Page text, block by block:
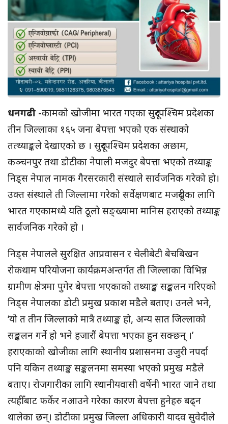
धनगढी -कामको खोजीमा भारत गएका सुदूरपश्चिम प्रदेशका
तीन जिल्लाका १६५ जना बेपत्ता भएको एक संस्थाको
तत्थ्याङ्कले देखाएको छ । सुदूरपश्चिम प्रदेशका अछाम,
कञ्चनपुर तथा डोटीका नेपाली मजदुर बेपत्ता भएको तथ्याङ्क
निड्स नेपाल नामक गैरसरकारी संस्थाले सार्वजनिक गरेको हो।
उक्त संस्थाले ती जिल्लामा गरेको सर्वेक्षणबाट मजदूरीका लागि
भारत गएकामध्ये यति ठूलो सङ्ख्यामा मानिस हराएको तथ्याङ्क
सार्वजनिक गरेको हो ।
निड्स नेपालले सुरक्षित आप्रवासन र चेलीबेटी बेचबिखन
रोकथाम परियोजना कार्यक्रमअन्तर्गत ती जिल्लाका विभिन्न
ग्रामीण क्षेत्रमा पुगेर बेपत्ता भएकाको तथ्याङ्क सङ्कलन गरिएको
निड्स नेपालका डोटी प्रमुख प्रकाश मडैले बताए। उनले भने,
‘यो त तीन जिल्लाको मात्रै तथ्याङ्क हो, अन्य सात जिल्लाको
सङ्कलन गर्ने हो भने हजारौं बेपत्ता भएका हुन सक्छन् ।’
हराएकाको खोजीका लागि स्थानीय प्रशासनमा उजुरी नपर्दा
पनि यकिन तथ्याङ्क सङ्कलनमा समस्या भएको प्रमुख मडैले
बताए। रोजगारीका लागि स्थानीयवासी वर्षेनी भारत जाने तथा
त्यहीँबाट फर्केर नआउने गरेका कारण बेपत्ता हुनेहरु बढ्न
थालेका छन्। डोटीका प्रमुख जिल्ला अधिकारी यादव सुवेदीले